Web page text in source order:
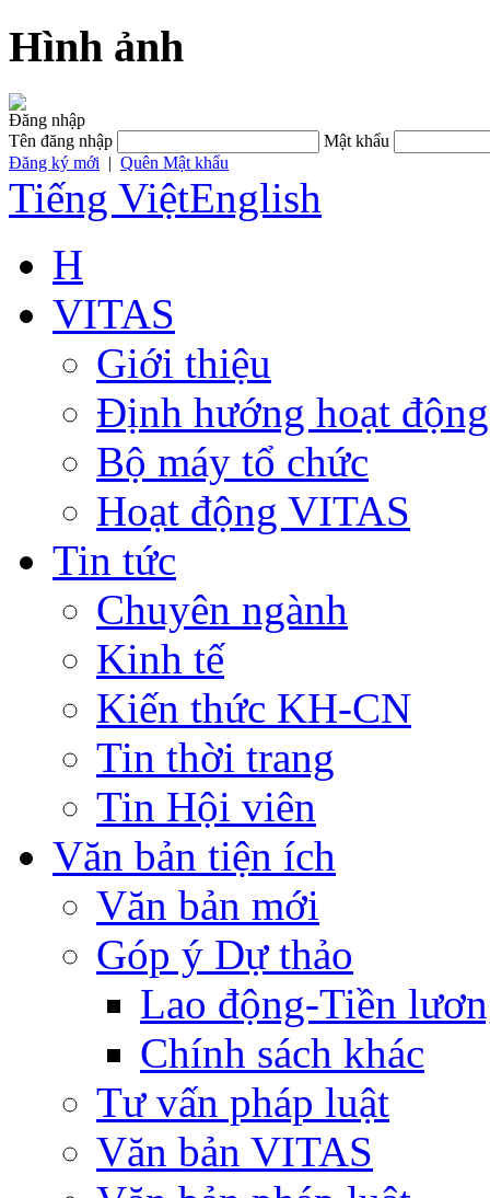
Hình ảnh
Đăng nhập
Tên đăng nhập
Mật khẩu
Đăng ký mới | Quên Mật khẩu
Tiếng ViệtEnglish
H
VITAS
Giới thiệu
Định hướng hoạt động
Bộ máy tổ chức
Hoạt động VITAS
Tin tức
Chuyên ngành
Kinh tế
Kiến thức KH-CN
Tin thời trang
Tin Hội viên
Văn bản tiện ích
Văn bản mới
Góp ý Dự thảo
Lao động-Tiền
Chính sách khác
Tư vấn pháp luật
Văn bản VITAS